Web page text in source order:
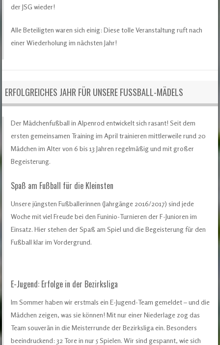
der JSG wieder!
Alle Beteiligten waren sich einig: Diese tolle Veranstaltung ruft nach
einer Wiederholung im nächsten Jahr!
ERFOLGREICHES JAHR FÜR UNSERE FUSSBALL-MÄDELS
Der Mädchenfußball in Alpenrod entwickelt sich rasant! Seit dem
ersten gemeinsamen Training im April trainieren mittlerweile rund 20
Mädchen im Alter von 6 bis 13 Jahren regelmäßig und mit großer
Begeisterung.
Spaß am Fußball für die Kleinsten
Unsere jüngsten Fußballerinnen (Jahrgänge 2016/2017) sind jede
Woche mit viel Freude bei den Funinio-Turnieren der F-Junioren im
Einsatz. Hier stehen der Spaß am Spiel und die Begeisterung für den
Fußball klar im Vordergrund.
E-Jugend: Erfolge in der Bezirksliga
Im Sommer haben wir erstmals ein E-Jugend-Team gemeldet – und die
Mädchen zeigen, was sie können! Mit nur einer Niederlage zog das
Team souverän in die Meisterrunde der Bezirksliga ein. Besonders
beeindruckend: 32 Tore in nur 5 Spielen. Wir sind gespannt, wie sich